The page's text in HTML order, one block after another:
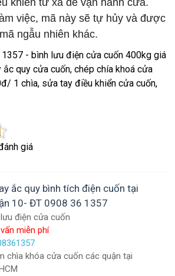
khiển từ xa để vận hành cửa.
việc, mã này sẽ tự hủy và được
ngẫu nhiên khác.
- bình lưu điện cửa cuốn 400kg giá
quy cửa cuốn, chép chía khoá cửa
1 chìa, sửa tay điều khiển cửa cuốn,
giá
ắc quy bình tích điện cuốn tại
10- ĐT 0908 36 1357
điện cửa cuốn
miễn phí
chìa khóa cửa cuốn các quận tại